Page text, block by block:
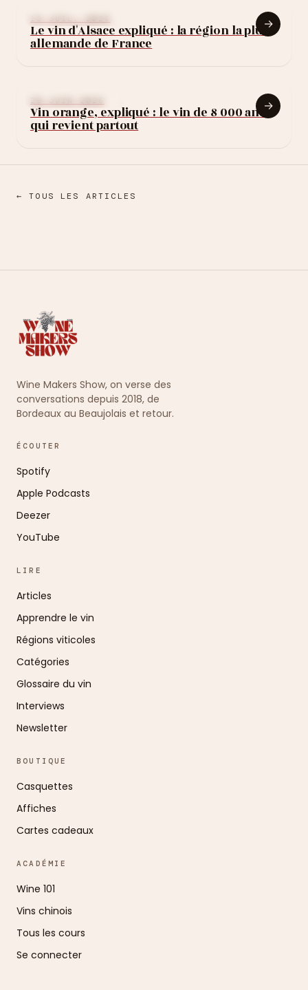
Comment choisir le
vin de son mariage :
13 JUIL. 2026
Le vin d'Alsace expliqué : la région la plus
allemande de France
→
29 JUIN 2026
Vin orange, expliqué : le vin de 8 000 ans
qui revient partout
→
← TOUS LES ARTICLES
Wine Makers Show, on verse des
conversations depuis 2018, de
Bordeaux au Beaujolais et retour.
ÉCOUTER
Spotify
Apple Podcasts
Deezer
YouTube
LIRE
Articles
Apprendre le vin
Régions viticoles
Catégories
Glossaire du vin
Interviews
Newsletter
BOUTIQUE
Casquettes
Affiches
Cartes cadeaux
ACADÉMIE
Wine 101
Vins chinois
Tous les cours
Se connecter